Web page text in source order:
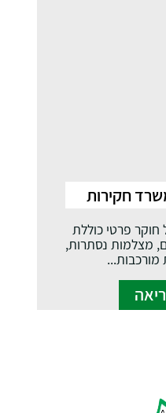
חקירות
פרטי כוללת
מצלמות נסתרות,
מורכבות...